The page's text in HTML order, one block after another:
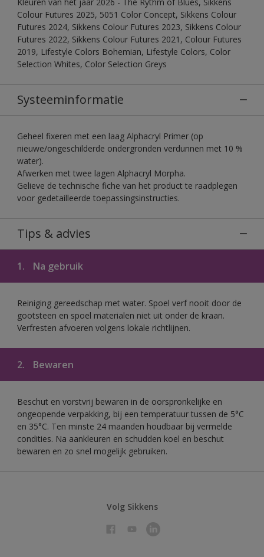
Colour Futures 2025, 5051 Color Concept, Sikkens Colour
Futures 2024, Sikkens Colour Futures 2023, Sikkens Colour
Futures 2022, Sikkens Colour Futures 2021, Colour Futures
2019, Lifestyle Colors Bohemian, Lifestyle Colors, Color
Selection Whites, Color Selection Greys
Systeeminformatie
Geheel fixeren met een laag Alphacryl Primer (op
nieuwe/ongeschilderde ondergronden verdunnen met 10 %
water).
Afwerken met twee lagen Alphacryl Morpha.
Gelieve de technische fiche van het product te raadplegen
voor gedetailleerde toepassingsinstructies.
Tips & advies
1. Na gebruik
Reiniging gereedschap met water. Spoel verf nooit door de
gootsteen en spoel materialen niet uit onder de kraan.
Verfresten afvoeren volgens lokale richtlijnen.
2. Bewaren
Beschut en vorstvrij bewaren in de oorspronkelijke en
ongeopende verpakking, bij een temperatuur tussen de 5°C
en 35°C. Ten minste 24 maanden houdbaar bij vermelde
condities. Na aankleuren en schudden koel en beschut
bewaren en zo snel mogelijk gebruiken.
Volg Sikkens